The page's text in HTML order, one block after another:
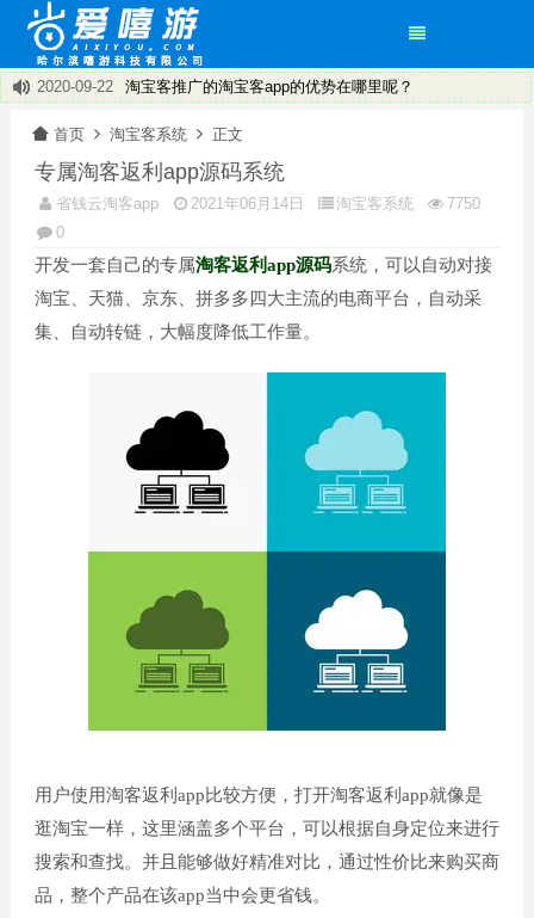
2020-09-22
淘宝客推广的淘宝客app的优势在哪里呢？
2020-09-22
淘宝客APP总体可以分为两大类：共享APP和独立APP
2020-09-22
淘宝客有了新方向——淘宝客app
2020-09-22
饿了么返利程序~打造专属您的小程序
2020-09-22
2020-09-22
盘点淘客APP运营技巧
2020-09-22
淘宝客返利机器人推广引流的经验
首页 淘宝客系统 正文
专属淘客返利app源码系统
省钱云淘客app 2021年06月14日 淘宝客系统
7750
0
开发一套自己的专属淘客返利app源码系统，可以自动对接
淘宝、天猫、京东、拼多多四大主流的电商平台，自动采
集、自动转链，大幅度降低工作量。
用户使用淘客返利app比较方便，打开淘客返利app就像是
逛淘宝一样，这里涵盖多个平台，可以根据自身定位来进行
搜索和查找。并且能够做好精准对比，通过性价比来购买商
品，整个产品在该app当中会更省钱。